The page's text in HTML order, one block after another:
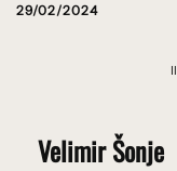
29/02/2024
Velimir Šonje